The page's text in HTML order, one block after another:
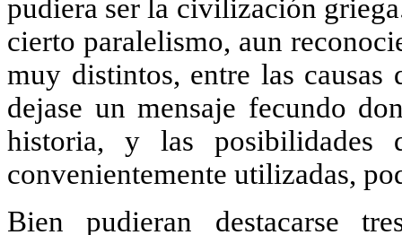
pudiera ser la civilización
cierto paralelismo, aun
muy distintos, entre las
dejase un mensaje fecundo
historia, y las posibilidades
convenientemente utilizadas,
Bien pudieran destacarse